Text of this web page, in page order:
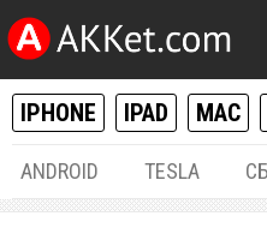
IPHONE IPAD MAC
ANDROID TESLA